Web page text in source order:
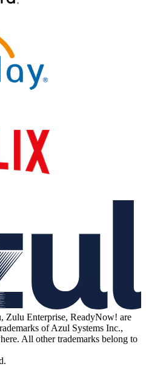
Zulu Enterprise, ReadyNow! are
of Azul Systems Inc.,
All other trademarks belong to